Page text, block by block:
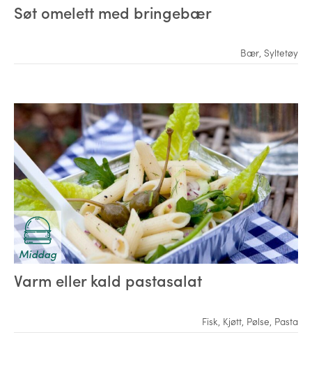
Søt omelett med bringebær
Bær, Syltetøy
Middag
Varm eller kald pastasalat
Fisk Kjøtt Pølse Pasta